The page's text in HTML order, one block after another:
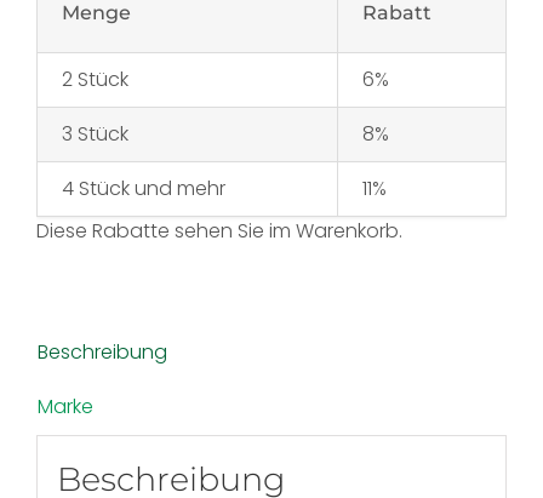
Menge Rabatt
2 Stück
6%
3 Stück
8%
4 Stück und mehr
11%
Diese Rabatte sehen Sie im Warenkorb.
Beschreibung
Marke
Beschreibung